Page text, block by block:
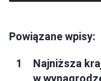
Powiązane wpisy:
Najniższa
w